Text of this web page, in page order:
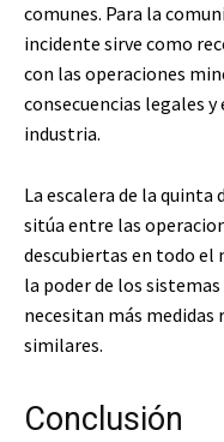
comunes. Para la
incidente sirve como
con las operaciones
consecuencias legales
industria.
La escalera de la quinta
sitúa entre las
descubiertas en todo el
la poder de los
necesitan más
similares.
Conclusión